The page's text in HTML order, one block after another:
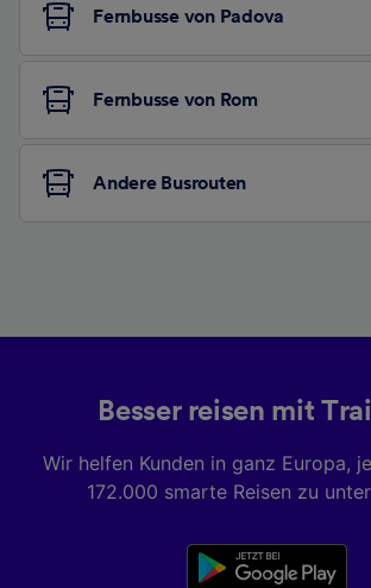
Fernbusse von Padova
Fernbusse von Rom
Andere Busrouten
Besser reisen mit
Wir helfen Kunden in ganz Europa,
172.000 smarte Reisen zu